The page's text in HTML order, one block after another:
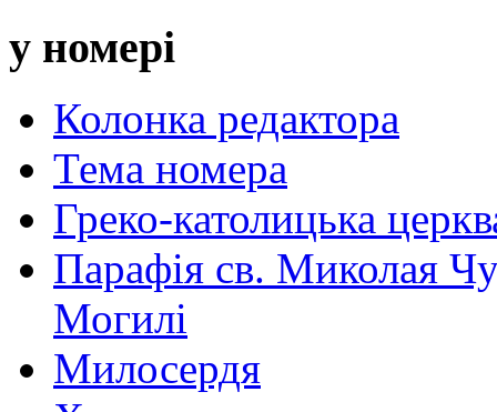
у номері
Колонка редактора
Тема номера
Греко-католицька
Парафія св. Миколая
Могилі
Милосердя